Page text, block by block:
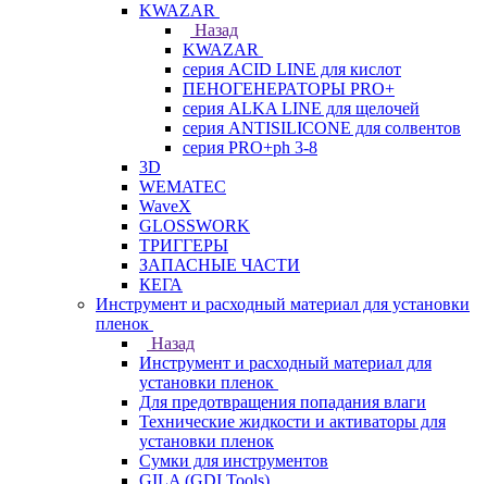
KWAZAR
Назад
KWAZAR
серия ACID LINE для кислот
ПЕНОГЕНЕРАТОРЫ PRO+
серия ALKA LINE для щелочей
серия ANTISILICONE для солвентов
серия PRO+ph 3-8
3D
WEMATEC
WaveX
GLOSSWORK
ТРИГГЕРЫ
ЗАПАСНЫЕ ЧАСТИ
КЕГА
Инструмент и расходный материал для установки
пленок
Назад
Инструмент и расходный материал для
установки пленок
Для предотвращения попадания влаги
Технические жидкости и активаторы для
установки пленок
Сумки для инструментов
GILA (GDI Tools)